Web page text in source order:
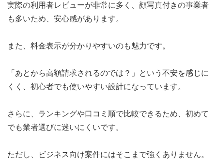
実際の利用者レビューが非常に多く、顔写真付きの事業者
も多いため、安心感があります。
また、料金表示が分かりやすいのも魅力です。
「あとから高額請求されるのでは？」という不安を感じに
くく、初心者でも使いやすい設計になっています。
さらに、ランキングや口コミ順で比較できるため、初めて
でも業者選びに迷いにくいです。
ただし、ビジネス向け案件にはそこまで強くありません。